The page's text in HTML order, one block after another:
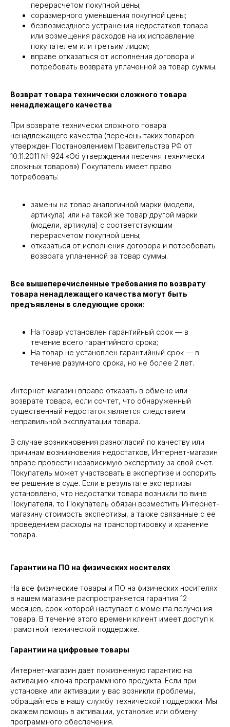
перерасчетом покупной цены;
соразмерного уменьшения покупной цены;
безвозмездного устранения недостатков товара
или возмещения расходов на их исправление
покупателем или третьим лицом;
вправе отказаться от исполнения договора и
потребовать возврата уплаченной за товар суммы.
Возврат товара технически сложного товара
ненадлежащего качества
При возврате технически сложного товара
ненадлежащего качества (перечень таких товаров
утвержден Постановлением Правительства РФ от
10.11.2011 № 924 «Об утверждении перечня технически
сложных товаров») Покупатель имеет право
потребовать:
замены на товар аналогичной марки (модели,
артикула) или на такой же товар другой марки
(модели, артикула) с соответствующим
перерасчетом покупной цены;
отказаться от исполнения договора и потребовать
возврата уплаченной за товар суммы.
Все вышеперечисленные требования по возврату
товара ненадлежащего качества могут быть
предъявлены в следующие сроки:
На товар установлен гарантийный срок — в
течение всего гарантийного срока;
На товар не установлен гарантийный срок — в
течение разумного срока, но не более 2 лет.
Интернет-магазин вправе отказать в обмене или
возврате товара, если сочтет, что обнаруженный
существенный недостаток является следствием
неправильной эксплуатации товара.
В случае возникновения разногласий по качеству или
причинам возникновения недостатков, Интернет-магазин
вправе провести независимую экспертизу за свой счет.
Покупатель может участвовать в экспертизе и оспорить
ее решение в суде. Если в результате экспертизы
установлено, что недостатки товара возникли по вине
Покупателя, то Покупатель обязан возместить Интернет-
магазину стоимость экспертизы, а также связанные с ее
проведением расходы на транспортировку и хранение
товара.
Гарантии на ПО на физических носителях
На все физические товары и ПО на физических носителях
в нашем магазине распространяется гарантия 12
месяцев, срок которой наступает с момента получения
товара. В течение этого времени клиент имеет доступ к
грамотной технической поддержке.
Гарантии на цифровые товары
Интернет-магазин дает пожизненную гарантию на
активацию ключа программного продукта. Если при
установке или активации у вас возникли проблемы,
обращайтесь в нашу службу технической поддержки. Мы
окажем помощь в активации, установке или обмену
программного обеспечения.